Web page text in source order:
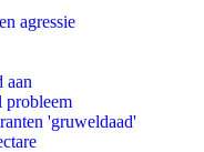
agressie
aan
probleem
'gruweldaad'